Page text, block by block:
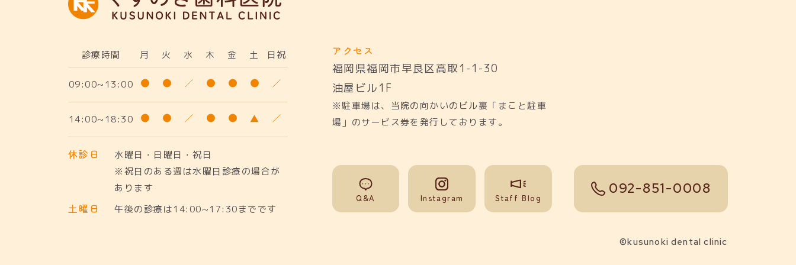
診療時間 月 火 水 木 金 土 日祝
09:00~13:00
14:00~18:30
休診日
水曜日・日曜日・祝日
※祝日のある週は水曜日診療の場合が
あります
土曜日 午後の診療は14:00~17:30までです
アクセス
福岡県福岡市早良区高取1-1-30
油屋ビル1F
※駐車場は、当院の向かいのビル裏「まこと駐車
場」のサービス券を発行しております。
Q&A Instagram Staff Blog
tel
092-851-0008
©kusunoki dental clinic